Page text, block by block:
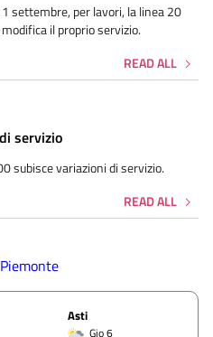
settembre, per lavori, la linea 20
il proprio servizio.
READ ALL
servizio
subisce variazioni di servizio.
READ ALL
Asti
Gio 6